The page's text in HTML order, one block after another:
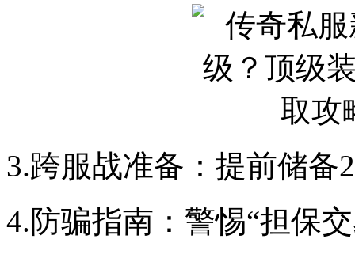
3.跨服战准备：提前储备
4.防骗指南：警惕“担保